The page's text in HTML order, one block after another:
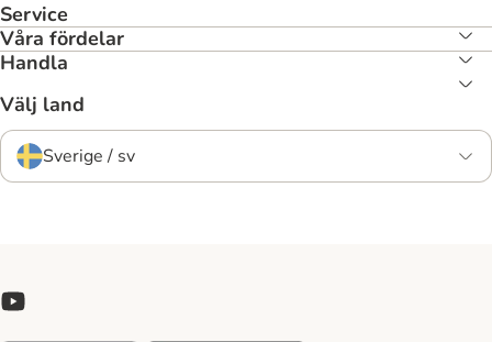
Service
Våra fördelar
Handla
Välj land
Sverige / sv